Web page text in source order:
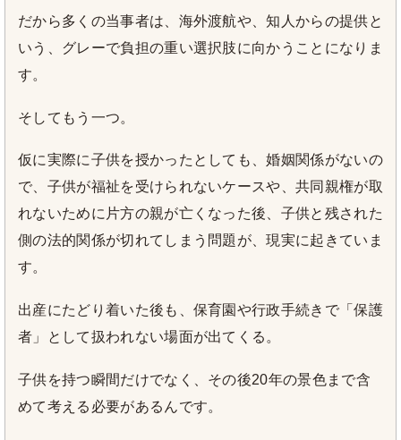
だから多くの当事者は、海外渡航や、知人からの提供と
いう、グレーで負担の重い選択肢に向かうことになりま
す。
そしてもう一つ。
仮に実際に子供を授かったとしても、婚姻関係がないの
で、子供が福祉を受けられないケースや、共同親権が取
れないために片方の親が亡くなった後、子供と残された
側の法的関係が切れてしまう問題が、現実に起きていま
す。
出産にたどり着いた後も、保育園や行政手続きで「保護
者」として扱われない場面が出てくる。
子供を持つ瞬間だけでなく、その後20年の景色まで含
めて考える必要があるんです。